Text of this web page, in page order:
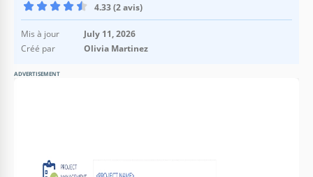
4.33 (2 avis)
Mis à jour
July 11, 2026
Créé par
Olivia Martinez
ADVERTISEMENT